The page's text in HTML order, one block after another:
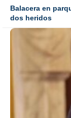
Balacera en
dos heridos